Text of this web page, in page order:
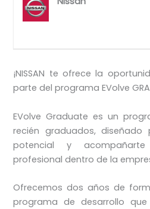
¡NISSAN te ofrece la
parte del programa EVolve
EVolve Graduate es un
recién graduados,
potencial y
profesional dentro de la
Ofrecemos dos años de
programa de desarrollo